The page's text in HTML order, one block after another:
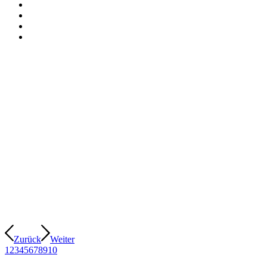
Zurück
Weiter
1 2345678910